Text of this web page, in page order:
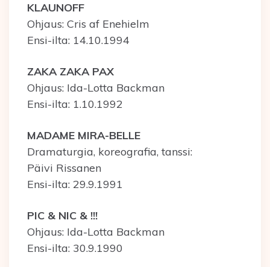
KLAUNOFF
Ohjaus: Cris af Enehielm
Ensi-ilta: 14.10.1994
ZAKA ZAKA PAX
Ohjaus: Ida-Lotta Backman
Ensi-ilta: 1.10.1992
MADAME MIRA-BELLE
Dramaturgia, koreografia, tanssi:
Päivi Rissanen
Ensi-ilta: 29.9.1991
PIC & NIC & !!!
Ohjaus: Ida-Lotta Backman
Ensi-ilta: 30.9.1990